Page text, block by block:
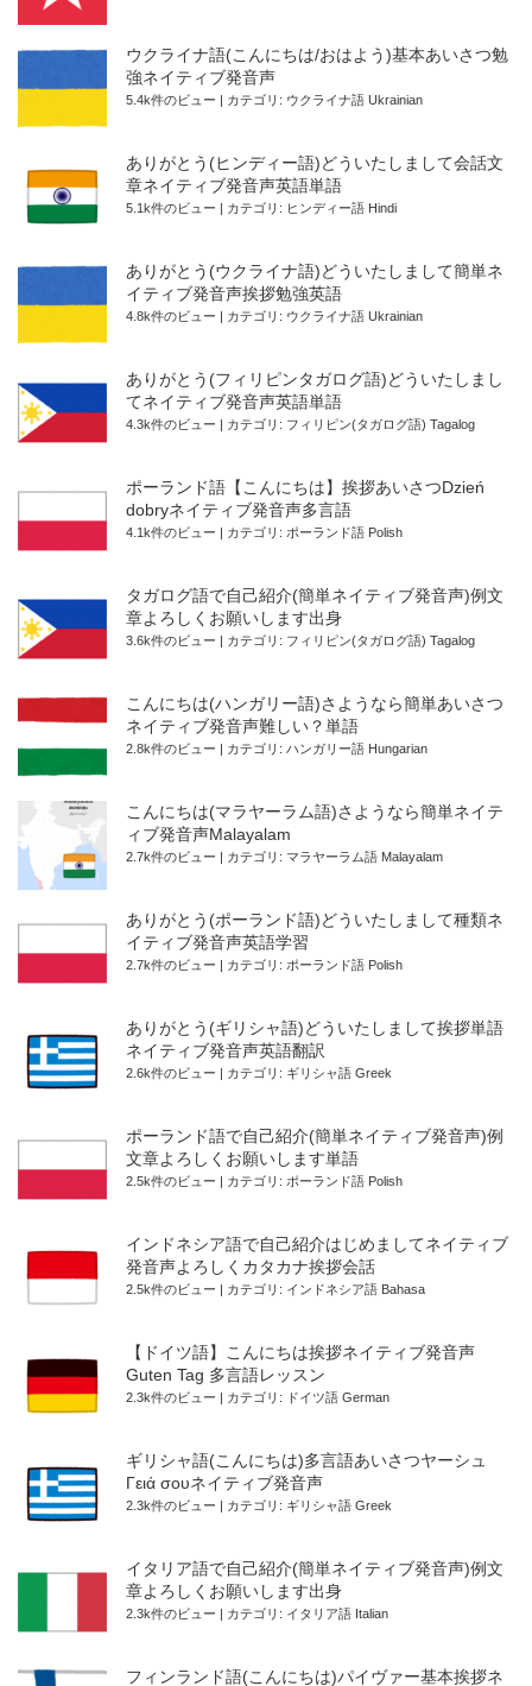
ウクライナ語(こんにちは/おはよう)基本あいさつ勉
強ネイティブ発音声
5.4k件のビュー カテゴリ: ウクライナ語 Ukrainian
ありがとう(ヒンディー語)どういたしまして会話文
章ネイティブ発音声英語単語
5.1k件のビュー カテゴリ: ヒンディー語 Hindi
ありがとう(ウクライナ語)どういたしまして簡単ネ
イティブ発音声挨拶勉強英語
4.8k件のビュー カテゴリ: ウクライナ語 Ukrainian
ありがとう(フィリピンタガログ語)どういたしまし
てネイティブ発音声英語単語
4.3k件のビュー カテゴリ: フィリピン(タガログ語) Tagalog
ポーランド語【こんにちは】挨拶あいさつDzień
dobryネイティブ発音声多言語
4.1k件のビュー カテゴリ: ポーランド語 Polish
タガログ語で自己紹介(簡単ネイティブ発音声)例文
章よろしくお願いします出身
3.6k件のビュー カテゴリ: フィリピン(タガログ語) Tagalog
こんにちは(ハンガリー語)さようなら簡単あいさつ
ネイティブ発音声難しい？単語
2.8k件のビュー カテゴリ: ハンガリー語 Hungarian
こんにちは(マラヤーラム語)さようなら簡単ネイテ
ィブ発音声Malayalam
2.7k件のビュー カテゴリ: マラヤーラム語 Malayalam
ありがとう(ポーランド語)どういたしまして種類ネ
イティブ発音声英語学習
2.7k件のビュー カテゴリ: ポーランド語 Polish
ありがとう(ギリシャ語)どういたしまして挨拶単語
ネイティブ発音声英語翻訳
2.6k件のビュー カテゴリ: ギリシャ語 Greek
ポーランド語で自己紹介(簡単ネイティブ発音声)例
文章よろしくお願いします単語
2.5k件のビュー カテゴリ: ポーランド語 Polish
インドネシア語で自己紹介はじめましてネイティブ
発音声よろしくカタカナ挨拶会話
2.5k件のビュー カテゴリ: インドネシア語 Bahasa
【ドイツ語】こんにちは挨拶ネイティブ発音声
Guten Tag 多言語レッスン
2.3k件のビュー カテゴリ: ドイツ語 German
ギリシャ語(こんにちは)多言語あいさつヤーシュ
Γειά σουネイティブ発音声
2.3k件のビュー カテゴリ: ギリシャ語 Greek
イタリア語で自己紹介(簡単ネイティブ発音声)例文
章よろしくお願いします出身
2.3k件のビュー カテゴリ: イタリア語 Italian
フィンランド語(こんにちは)パイヴァー基本挨拶ネ